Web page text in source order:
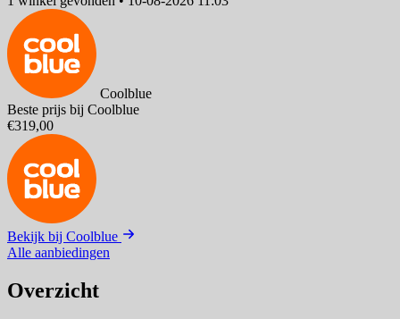
Coolblue
Beste prijs bij Coolblue
€319,00
Bekijk bij Coolblue
Alle aanbiedingen
Overzicht